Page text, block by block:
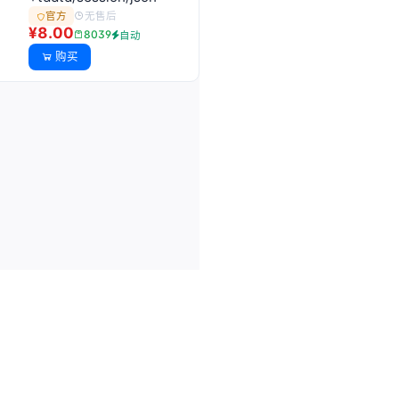
官方 无售后
¥8.00 8039 自动
购买